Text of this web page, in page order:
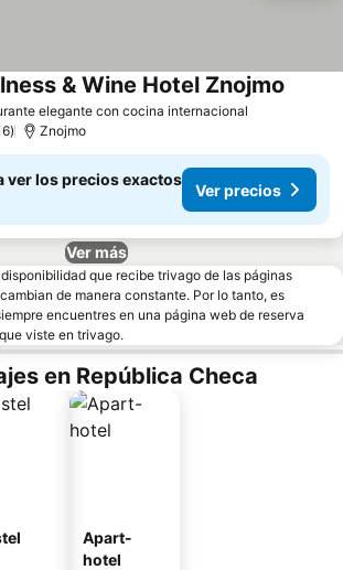
elegante con cocina internacional
& Wine Hotel Znojmo
Znojmo
ver los precios exactos
Ver precios
Ver más
que recibe trivago de las páginas
de manera constante. Por lo tanto, es
encuentres en una página web de reserva
viste en trivago.
en República Checa
Apart-
hotel